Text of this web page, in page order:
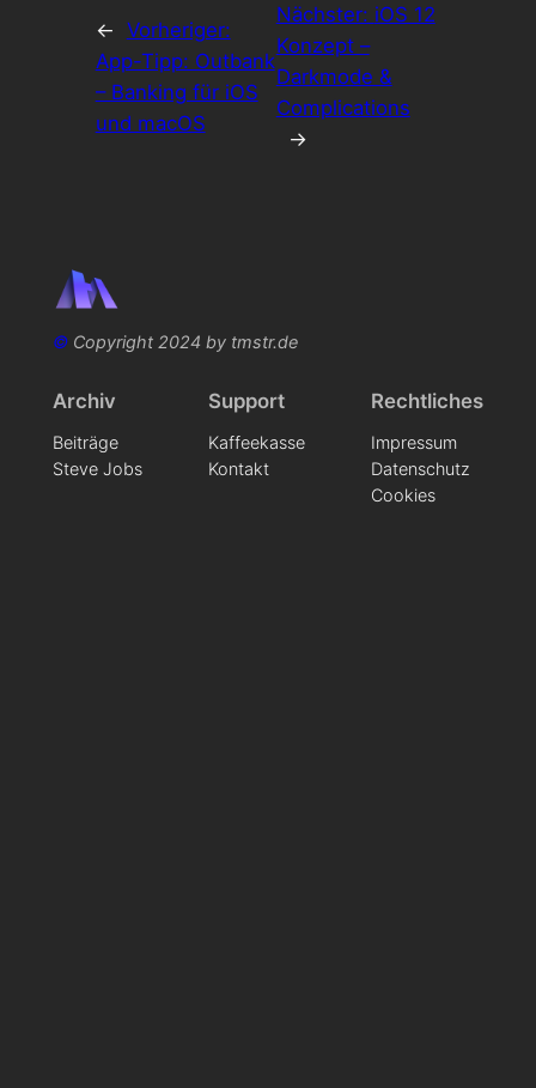
← Vorheriger:
App-Tipp: Outbank
– Banking für iOS
und macOS
Nächster: iOS 12
Konzept –
Darkmode &
Complications
→
©Copyright 2024 by tmstr.de
Archiv
Beiträge
Steve Jobs
Support
Kaffeekasse
Kontakt
Rechtliches
Impressum
Datenschutz
Cookies